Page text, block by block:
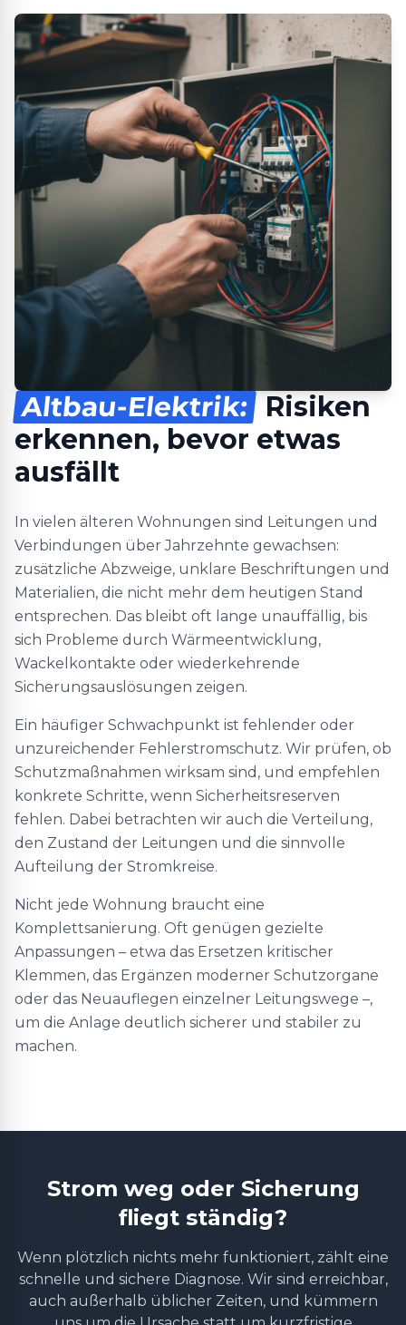
Altbau-Elektrik: Risiken
erkennen, bevor etwas
ausfällt
In vielen älteren Wohnungen sind Leitungen und
Verbindungen über Jahrzehnte gewachsen:
zusätzliche Abzweige, unklare Beschriftungen und
Materialien, die nicht mehr dem heutigen Stand
entsprechen. Das bleibt oft lange unauffällig, bis
sich Probleme durch Wärmeentwicklung,
Wackelkontakte oder wiederkehrende
Sicherungsauslösungen zeigen.
Ein häufiger Schwachpunkt ist fehlender oder
unzureichender Fehlerstromschutz. Wir prüfen, ob
Schutzmaßnahmen wirksam sind, und empfehlen
konkrete Schritte, wenn Sicherheitsreserven
fehlen. Dabei betrachten wir auch die Verteilung,
den Zustand der Leitungen und die sinnvolle
Aufteilung der Stromkreise.
Nicht jede Wohnung braucht eine
Komplettsanierung. Oft genügen gezielte
Anpassungen – etwa das Ersetzen kritischer
Klemmen, das Ergänzen moderner Schutzorgane
oder das Neuauflegen einzelner Leitungswege –,
um die Anlage deutlich sicherer und stabiler zu
machen.
Strom weg oder Sicherung
fliegt ständig?
Wenn plötzlich nichts mehr funktioniert, zählt eine
schnelle und sichere Diagnose. Wir sind erreichbar,
auch außerhalb üblicher Zeiten, und kümmern